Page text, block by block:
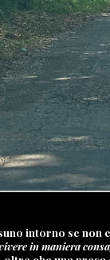
intorno se
in maniera